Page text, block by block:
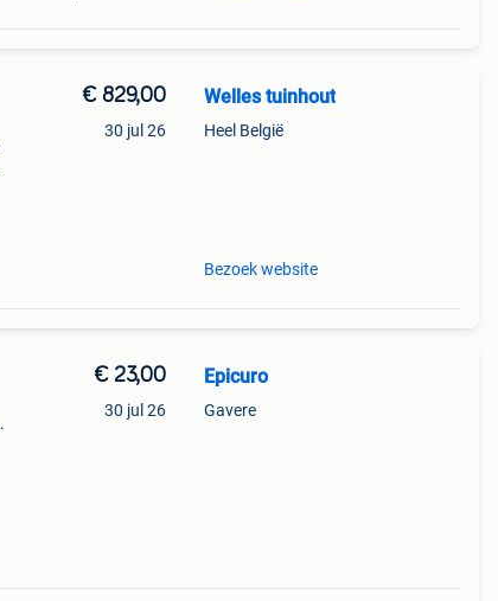
€ 829,00
30 jul 26
Welles tuinhout
Heel België
Bezoek website
€ 23,00
30 jul 26
Epicuro
Gavere